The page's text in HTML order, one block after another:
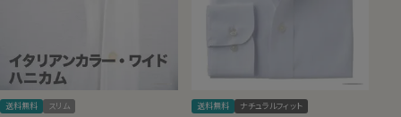
送料無料 スリム 送料無料 ナチュラルフィット